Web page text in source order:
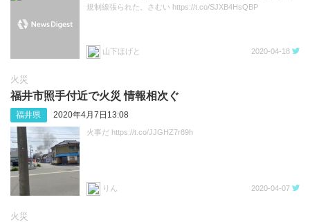
規制線張られた。さむい https://t.co/SJXB4HsQBP
山下ほげと 2020-04-18
火災
福井市照手付近で火災 情報相次ぐ
福井県 2020年4月7日13:08
火事だ https://t.co/JJGHZ7r89h
りん 2020-04-07
火災